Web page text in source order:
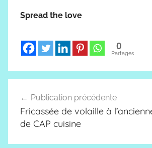
Spread the love
0
Partages
de
l’article
Publication précédente
Fricassée de volaille à
de CAP cuisine